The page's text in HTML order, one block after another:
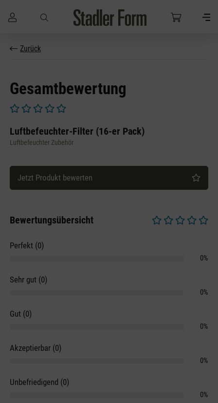
Zum Hauptinhalt springen
Zurück
Gesamtbewertung
Luftbefeuchter-Filter (16-er Pack)
Luftbefeuchter Zubehör
Jetzt Produkt bewerten
Bewertungsübersicht
Perfekt (0)
0%
Sehr gut (0)
0%
Gut (0)
0%
Akzeptierbar (0)
0%
Unbefriedigend (0)
0%